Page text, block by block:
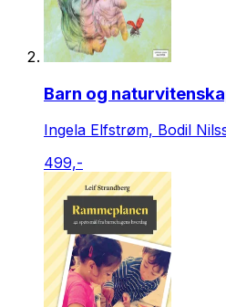
Barn og
Ingela Elfstrøm, Bodil
499,-